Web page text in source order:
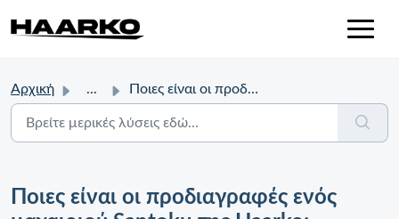
Αρχική ... Ποιες είναι οι προδιαγραφές ενός μαχαιριού Santoku της Ha...
Ποιες είναι οι προδιαγραφές ενός